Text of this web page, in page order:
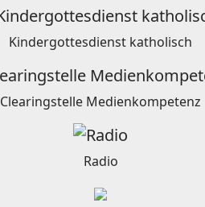
Kindergottesdienst katholisch
Clearingstelle Medienkompetenz
Radio